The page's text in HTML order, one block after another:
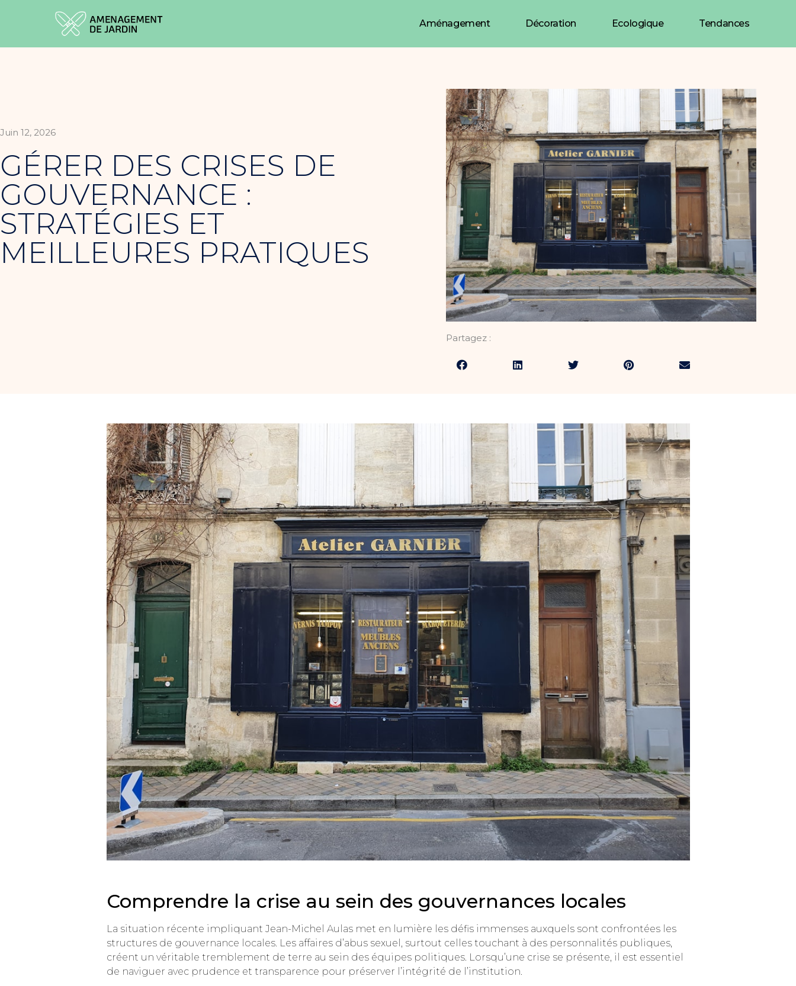
Aménagement Décoration Ecologique Tendances
Juin 12, 2026
GÉRER DES CRISES DE
GOUVERNANCE :
STRATÉGIES ET
MEILLEURES PRATIQUES
Partagez :
Comprendre la crise au sein des gouvernances locales
La situation récente impliquant Jean-Michel Aulas met en lumière les défis immenses auxquels sont confrontées les
structures de gouvernance locales. Les affaires d’abus sexuel, surtout celles touchant à des personnalités publiques,
créent un véritable tremblement de terre au sein des équipes politiques. Lorsqu’une crise se présente, il est essentiel
de naviguer avec prudence et transparence pour préserver l’intégrité de l’institution.